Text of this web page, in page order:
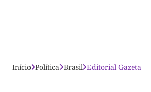
Início Política Brasil Editorial Gazeta